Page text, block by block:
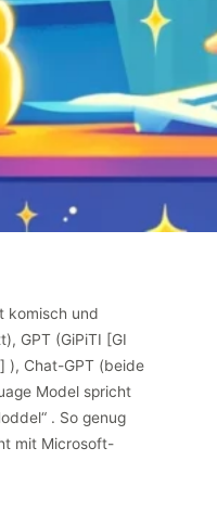
komisch und
GPT (GiPiTI [GI
), Chat-GPT (beide
Model spricht
. So genug
mit Microsoft-